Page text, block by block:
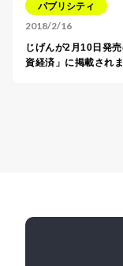
パブリシティ
2018/2/16
じげんが2月10日発
資経済」に掲載されま